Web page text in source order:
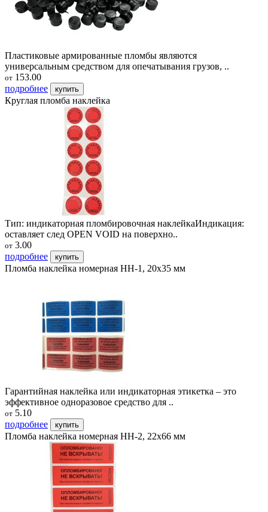
Пластиковые армированные пломбы являются
универсальным средством для опечатывания грузов, ..
от 153.00
подробнее
купить
Круглая пломба наклейка
Тип: индикаторная пломбировочная наклейкаИндикация:
оставляет след OPEN VOID на поверхно..
от 3.00
подробнее
купить
Пломба наклейка номерная НН-1, 20x35 мм
Гарантийная наклейка или индикаторная этикетка – это
эффективное одноразовое средство для ..
от 5.10
подробнее
купить
Пломба наклейка номерная НН-2, 22х66 мм